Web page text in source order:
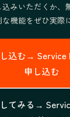
みいただくか、
機能をぜひ実際
込む→ Service
申し込む
てみる→